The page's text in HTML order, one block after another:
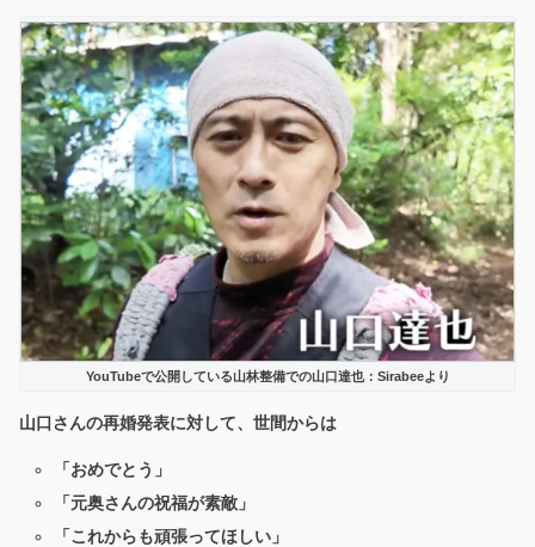
YouTubeで公開している山林整備での山口達也：Sirabeeより
山口さんの再婚発表に対して、世間からは
「おめでとう」
「元奥さんの祝福が素敵」
「これからも頑張ってほしい」